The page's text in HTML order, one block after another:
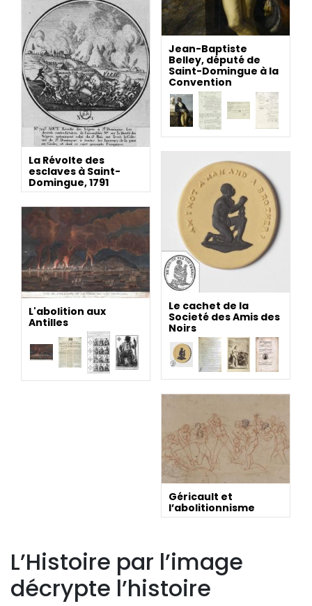
Jean-Baptiste
Belley, député de
Saint-Domingue à la
Convention
La Révolte des
esclaves à Saint-
Domingue, 1791
Le cachet de la
Societé des Amis des
Noirs
L'abolition aux
Antilles
Géricault et
l’abolitionnisme
L’Histoire par l’image
décrypte l’histoire